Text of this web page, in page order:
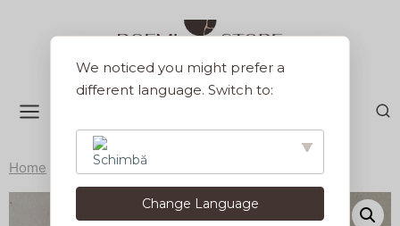
Home Colectii/Farfurie 20 cm Terra Vanilla
We noticed you might prefer a
different language. Switch to:
English
Change Language